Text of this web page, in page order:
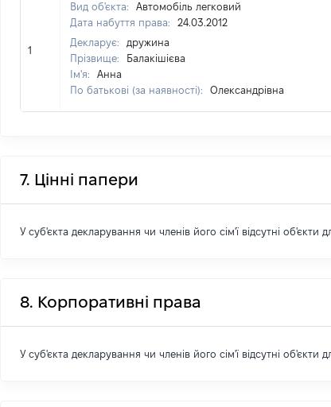
1
Вид об'єкта:
Автомобіль легковий
Дата набуття права:
24.03.2012
Декларує:
дружина
Прізвище:
Балакішієва
Ім'я:
Анна
По батькові (за наявності):
Олександрівна
7. Цінні папери
У суб'єкта декларування чи членів його сім'ї відсутні об'єкти
8. Корпоративні права
У суб'єкта декларування чи членів його сім'ї відсутні об'єкти